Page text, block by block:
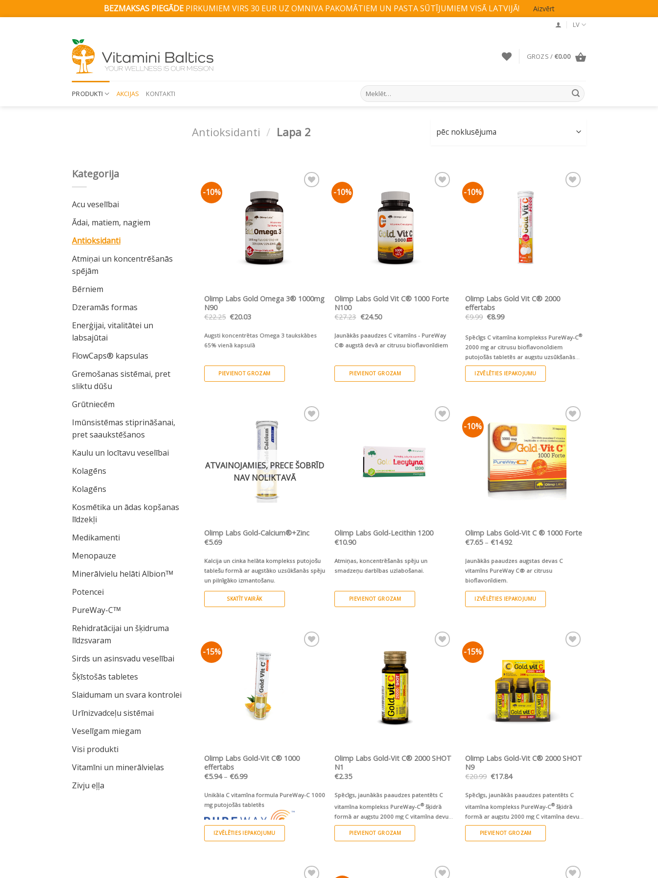
BEZMAKSAS PIEGĀDEPIRKUMIEM VIRS 30 EUR UZ OMNIVA PAKOMĀTIEM UN PASTA SŪTĪJUMIEM VISĀ LATVIJĀ! Aizvērt
LV
GROZS / €0.00
PRODUKTI AKCIJAS KONTAKTI
Search
for:
Antioksidanti / Lapa 2
Kategorija
Acu veselībai
Ādai, matiem, nagiem
Antioksidanti
Atmiņai un koncentrēšanās
spējām
Bērniem
Dzeramās formas
Enerģijai, vitalitātei un
labsajūtai
FlowCaps® kapsulas
Gremošanas sistēmai, pret
sliktu dūšu
Grūtniecēm
Imūnsistēmas stiprināšanai,
pret saaukstēšanos
Kaulu un locītavu veselībai
Kolagēns
Kolagēns
Kosmētika un ādas kopšanas
līdzekļi
Medikamenti
Menopauze
Minerālvielu helāti Albionᵀᴹ
Potencei
PureWay-Cᵀᴹ
Rehidratācijai un šķidruma
līdzsvaram
Sirds un asinsvadu veselībai
Šķīstošās tabletes
Slaidumam un svara kontrolei
Urīnizvadceļu sistēmai
Veselīgam miegam
Visi produkti
Vitamīni un minerālvielas
Zivju eļļa
-10%
Pievienot vēlmju
sarakstam
ĀTRS SKATS
Olimp Labs Gold Omega 3® 1000mg
N90
€22.25 Original
€22.25.
€20.03Current
€20.03.
Augsti koncentrētas Omega 3 taukskābes
65% vienā kapsulā
PIEVIENOT GROZAM
-10%
Pievienot vēlmju
sarakstam
ĀTRS SKATS
Olimp Labs Gold Vit C® 1000 Forte
N100
€27.23 Original
€27.23.
€24.50Current
€24.50.
Jaunākās paaudzes C vitamīns - PureWay
C® augstā devā ar citrusu bioflavonīdiem
PIEVIENOT GROZAM
-10%
Pievienot vēlmju
ĀTRS SKATS
Olimp Labs Gold Vit C® 2000
effertabs
€9.99 Original
€9.99.
€8.99Current
€8.99.
Spēcīgs C vitamīna komplekss PureWay-C®
2000 mg ar citrusu bioflavonoīdiem
putojošās tabletēs ar augstu uzsūkšanās
spēju, nekairina kuņģi
IZVĒLĒTIES IEPAKOJUMU
multiple
variants.
chosen
page
Pievienot vēlmju
ĀTRS SKATS
ATVAINOJAMIES, PRECE ŠOBRĪD
NAV NOLIKTAVĀ
Olimp Labs Gold-Calcium®+Zinc
€5.69
Kalcija un cinka helāta komplekss putojošu
tablešu formā ar augstāko uzsūkšanās spēju
un pilnīgāko izmantošanu.
SKATĪT VAIRĀK
ĀTRS SKATS
Olimp Labs Gold-Lecithin 1200
€10.90
Atmiņas, koncentrēšanās spēju un
smadzeņu darbības uzlabošanai.
PIEVIENOT GROZAM
-10%
Pievienot vēlmju
sarakstam
ĀTRS SKATS
Olimp Labs Gold-Vit C ® 1000 Forte
€7.65 – €14.92Price
through
€14.92
Jaunākās paaudzes augstas devas C
vitamīns PureWay C® ar citrusu
bioflavonīdiem.
IZVĒLĒTIES IEPAKOJUMU
multiple
variants.
page
-15%
Pievienot vēlmju
ĀTRS SKATS
Olimp Labs Gold-Vit C® 1000
effertabs
€5.94 – €6.99Price
through
€6.99
Unikāla C vitamīna formula PureWay-C 1000
mg putojošās tabletēs
IZVĒLĒTIES IEPAKOJUMU
Pievienot vēlmju
ĀTRS SKATS
Olimp Labs Gold-Vit C® 2000 SHOT
N1
€2.35
Spēcīgs, jaunākās paaudzes patentēts C
vitamīna komplekss PureWay-C®šķidrā
formā ar augstu 2000 mg C vitamīna devu
un citrusu bioflavonoīdiem vienā ampulā.
Jaunā, videi draudzīgā, ilgspējīgā eco
PIEVIENOT GROZAM
-15%
sarakstam
ĀTRS SKATS
Olimp Labs Gold-Vit C® 2000 SHOT
N9
€20.99 Original
€20.99.
€17.84Current
€17.84.
Spēcīgs, jaunākās paaudzes patentēts C
vitamīna komplekss PureWay-C®šķidrā
formā ar augstu 2000 mg C vitamīna devu
un citrusu bioflavonoīdiem vienā ampulā.
ECO versija - jaunā, videi draudzīgā,
PIEVIENOT GROZAM